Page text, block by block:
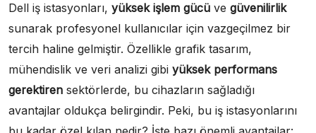
Dell iş istasyonları, yüksek işlem gücü ve güvenilirlik
sunarak profesyonel kullanıcılar için vazgeçilmez bir
tercih haline gelmiştir. Özellikle grafik tasarım,
mühendislik ve veri analizi gibi yüksek performans
gerektiren sektörlerde, bu cihazların sağladığı
avantajlar oldukça belirgindir. Peki, bu iş istasyonlarını